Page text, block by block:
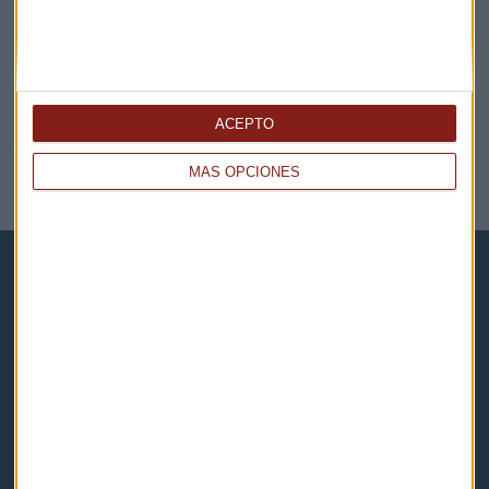
MÁS OPCIONES
ACEPTO
NOTICIAS RELACIONADAS